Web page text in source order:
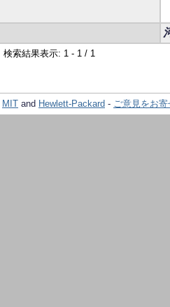
検索結果表示: 1 - 1 / 1
MIT and Hewlett-Packard - ご意見をお